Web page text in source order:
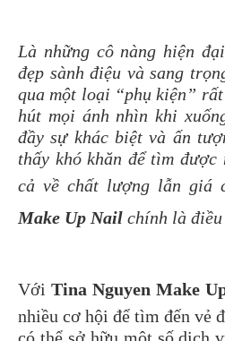
Là những cô nàng hiện
đẹp sành điệu và sang
qua một loại “phụ kiện”
hút mọi ánh nhìn khi
đầy sự khác biệt và ấn
thấy khó khăn để tìm
cả về chất lượng lẫn giá
Make Up Nail chính là điều
Với Tina Nguyen Make
nhiều cơ hội để tìm đến vẻ